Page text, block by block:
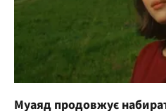
Муаяд продовжує